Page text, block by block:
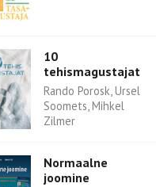
10
tehismagustajat
Rando Porosk, Ursel
Soomets, Mihkel
Zilmer
Normaalne
joomine